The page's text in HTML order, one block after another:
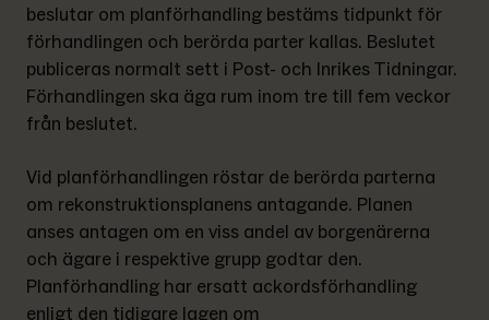
beslutar om planförhandling bestäms tidpunkt för
förhandlingen och berörda parter kallas. Beslutet
publiceras normalt sett i Post- och Inrikes Tidningar.
Förhandlingen ska äga rum inom tre till fem veckor
från beslutet.
Vid planförhandlingen röstar de berörda parterna
om rekonstruktionsplanens antagande. Planen
anses antagen om en viss andel av borgenärerna
och ägare i respektive grupp godtar den.
Planförhandling har ersatt ackordsförhandling
enligt den tidigare lagen om